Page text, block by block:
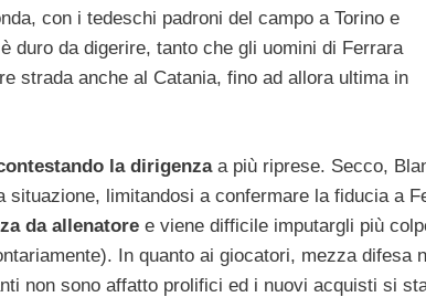
con i tedeschi padroni del campo a Torino e
duro da digerire, tanto che gli uomini di Ferrara
strada anche al Catania, fino ad allora ultima in
la dirigenzaa più riprese. Secco,
limitandosi a confermare la fiducia a
da allenatore e viene difficile imputargli più
In quanto ai giocatori, mezza difesa
non sono affatto prolifici ed i nuovi acquisti si